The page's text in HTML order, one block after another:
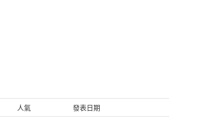
人氣
發表日期